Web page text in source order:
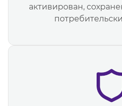
активирован,